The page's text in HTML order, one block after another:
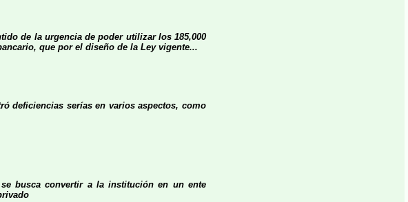
de la urgencia de poder utilizar los 185,000
que por el diseño de la Ley vigente...
deficiencias serías en varios aspectos, como
busca convertir a la institución en un ente